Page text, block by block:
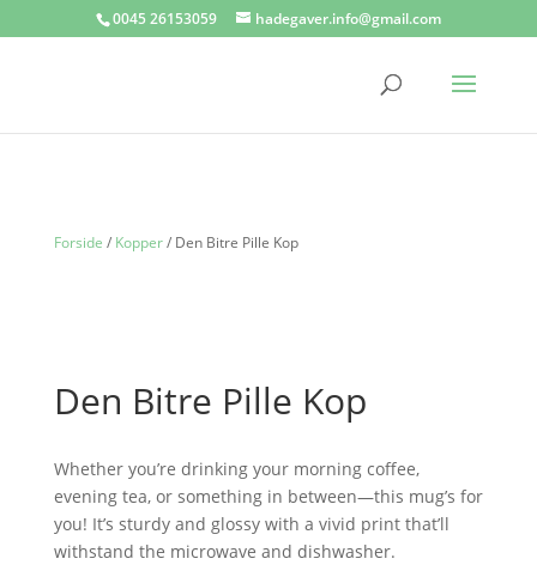
0045 26153059 hadegaver.info@gmail.com
Forside / Kopper/ Den Bitre Pille Kop
Den Bitre Pille Kop
Whether you’re drinking your morning coffee,
evening tea, or something in between—this mug’s for
you! It’s sturdy and glossy with a vivid print that’ll
withstand the microwave and dishwasher.